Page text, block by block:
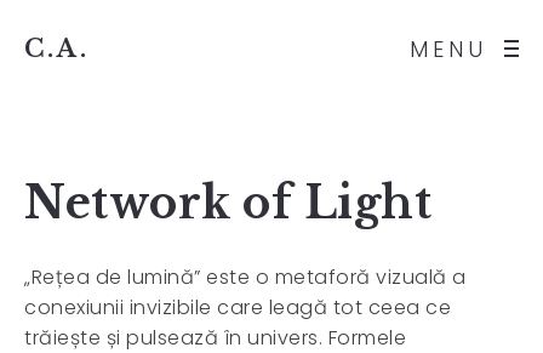
MENU
C.A.
Network of Light
„Rețea de lumină” este o metaforă vizuală a
conexiunii invizibile care leagă tot ceea ce
trăiește și pulsează în univers. Formele